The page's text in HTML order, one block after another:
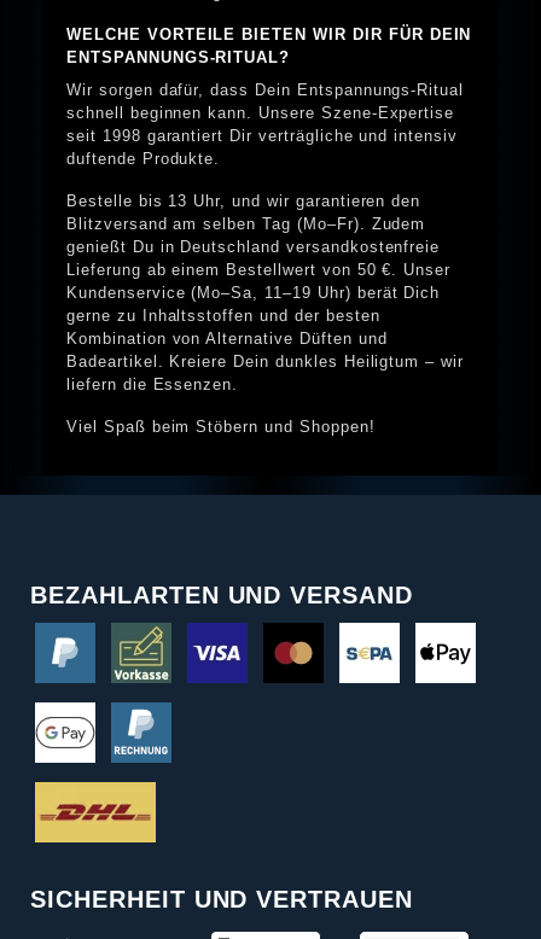
WELCHE VORTEILE BIETEN WIR DIR FÜR DEIN
ENTSPANNUNGS-RITUAL?
Wir sorgen dafür, dass Dein Entspannungs-Ritual
schnell beginnen kann. Unsere Szene-Expertise
seit 1998 garantiert Dir verträgliche und intensiv
duftende Produkte.
Bestelle bis 13 Uhr, und wir garantieren den
Blitzversand am selben Tag (Mo–Fr). Zudem
genießt Du in Deutschland versandkostenfreie
Lieferung ab einem Bestellwert von 50 €. Unser
Kundenservice (Mo–Sa, 11–19 Uhr) berät Dich
gerne zu Inhaltsstoffen und der besten
Kombination von Alternative Düften und
Badeartikel. Kreiere Dein dunkles Heiligtum – wir
liefern die Essenzen.
Viel Spaß beim Stöbern und Shoppen!
BEZAHLARTEN UND VERSAND
SICHERHEIT UND VERTRAUEN